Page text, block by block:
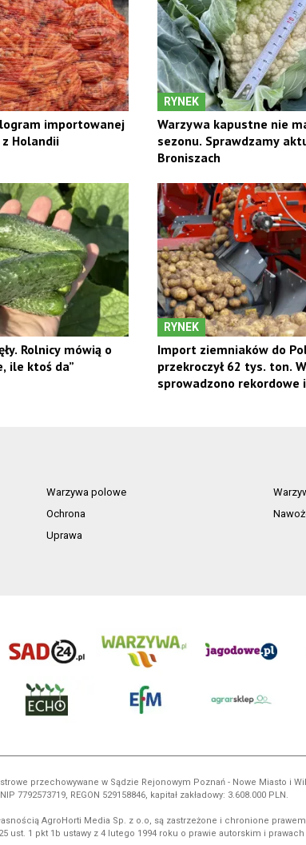
importowanej
Holandii
RYNEK
Warzywa kapustne nie
sezonu. Sprawdzamy
Broniszach
Rolnicy mówią o
ile ktoś da”
RYNEK
Import ziemniaków do
przekroczył 62 tys. ton.
sprowadzono rekordowe
Warzywa polowe
Ochrona
Uprawa
przechowywane w Sądzie Rejonowym Poznań - Nowe Miasto i
NIP 7792573719, REGON 529158846, kapitał zakładowy: 3.608.000 PLN.
AgroHorti Media Sp. z o.o, są zastrzeżone i chronione
ust. 1 pkt 1b ustawy z 4 lutego 1994 roku o prawie autorskim i